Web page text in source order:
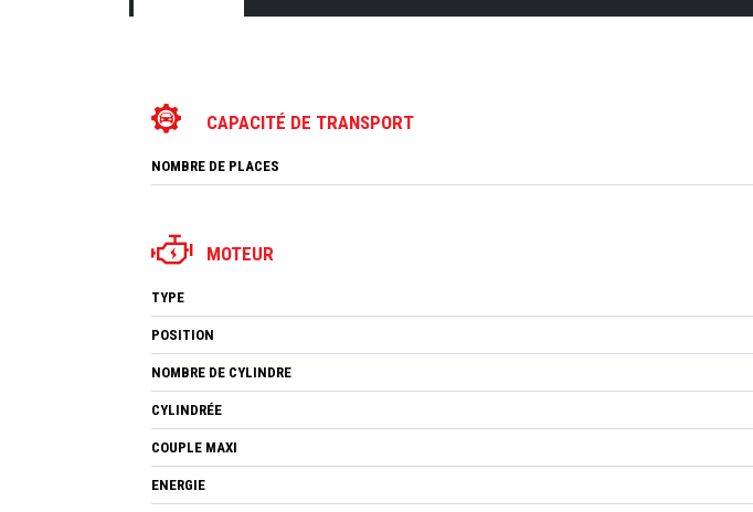
CAPACITÉ DE TRANSPORT
NOMBRE DE PLACES
MOTEUR
TYPE
POSITION
NOMBRE DE CYLINDRE
CYLINDRÉE
COUPLE MAXI
ENERGIE